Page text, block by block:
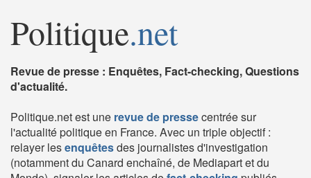
Politique.net
Revue de presse : Enquêtes, Fact-checking, Questions
d'actualité.
Politique.net est une revue de pressecentrée sur
l'actualité politique en France. Avec un triple objectif :
relayer lesenquêtesdes journalistes d'investigation
(notamment du Canard enchaîné, de Mediapart et du